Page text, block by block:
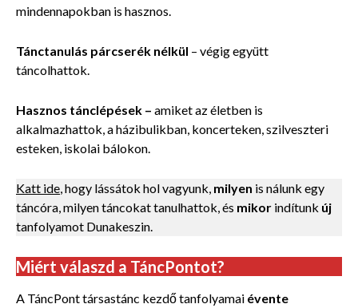
mindennapokban is hasznos.
Tánctanulás párcserék nélkül – végig együtt
táncolhattok.
Hasznos tánclépések – amiket az életben is
alkalmazhattok, a házibulikban, koncerteken, szilveszteri
esteken, iskolai bálokon.
Katt ide, hogy lássátok hol vagyunk, milyen is nálunk egy
táncóra, milyen táncokat tanulhattok, és mikor indítunk új
tanfolyamot Dunakeszin.
Miért válaszd a TáncPontot?
A TáncPont társastánc kezdő tanfolyamai évente